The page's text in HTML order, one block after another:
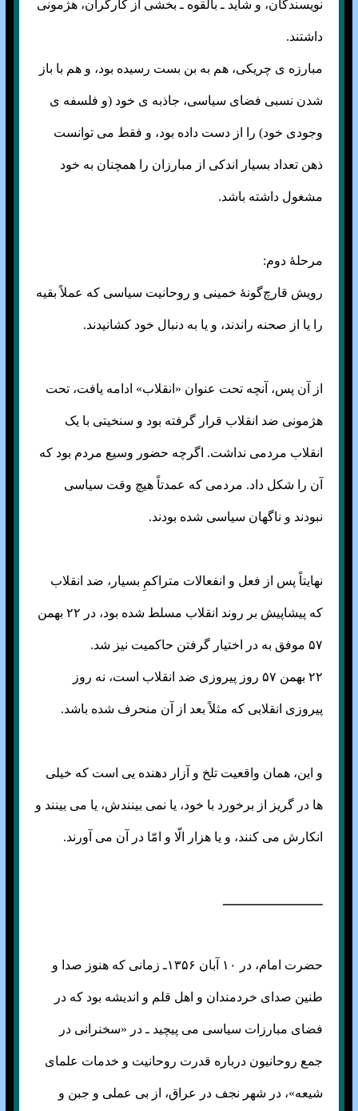
نویسندگان، و شاید ـ بالقوه ـ بخشی از کارگران، هژمونی
داشتند.
مبارزه ی چریکی، هم به بن بست رسیده بود، و هم با باز
شدن نسبی فضای سیاسی، جاذبه ی خود (و فلسفه ی
وجودی خود) را از دست داده بود، و فقط می توانست
ذهن تعداد بسیار اندکی از مبارزان را همچنان به خود
مشغول داشته باشد.
مرحلهٔ دوم:
رویش قارچ‌گونهٔ خمینی و روحانیت سیاسی که عملاً بقیه
را یا از صحنه راندند، و یا به دنبال خود کشانیدند.
از آن پس، آنچه تحت عنوان «انقلاب» ادامه یافت، تحت
هژمونی ضد انقلاب قرار گرفته بود و سنخیتی با یک
انقلاب مردمی نداشت. اگرچه حضور وسیع مردم بود که
آن را شکل داد. مردمی که عمدتاً هیچ وقت سیاسی
نبودند و ناگهان سیاسی شده بودند.
نهایتاً پس از فعل و انفعالات متراکمِ بسیار، ضد انقلاب
که پیشاپیش بر روند انقلاب مسلط شده بود، در ۲۲ بهمن
۵۷ موفق به در اختیار گرفتن حاکمیت نیز شد.
۲۲ بهمن ۵۷ روز پیروزی ضد انقلاب است، نه روز
پیروزی انقلابی که مثلاً بعد از آن منحرف شده باشد.
و این، همان واقعیت تلخ و آزار دهنده یی است که خیلی
ها در گریز از برخورد با خود، یا نمی بینندش، یا می بینند و
انکارش می کنند، و یا هزار الّا و امّا در آن می آورند.
ـــــــــــــــــــــــــ
حضرت امام، در ۱۰ آبان ۱۳۵۶ـ زمانی که هنوز صدا و
طنین صدای خردمندان و اهل قلم و اندیشه بود که در
فضای مبارزات سیاسی می پیچید ـ در «سخنرانی در
جمع روحانیون درباره قدرت روحانیت و خدمات علمای
شیعه»، در شهر نجف در عراق، از بی عملی و جبن و